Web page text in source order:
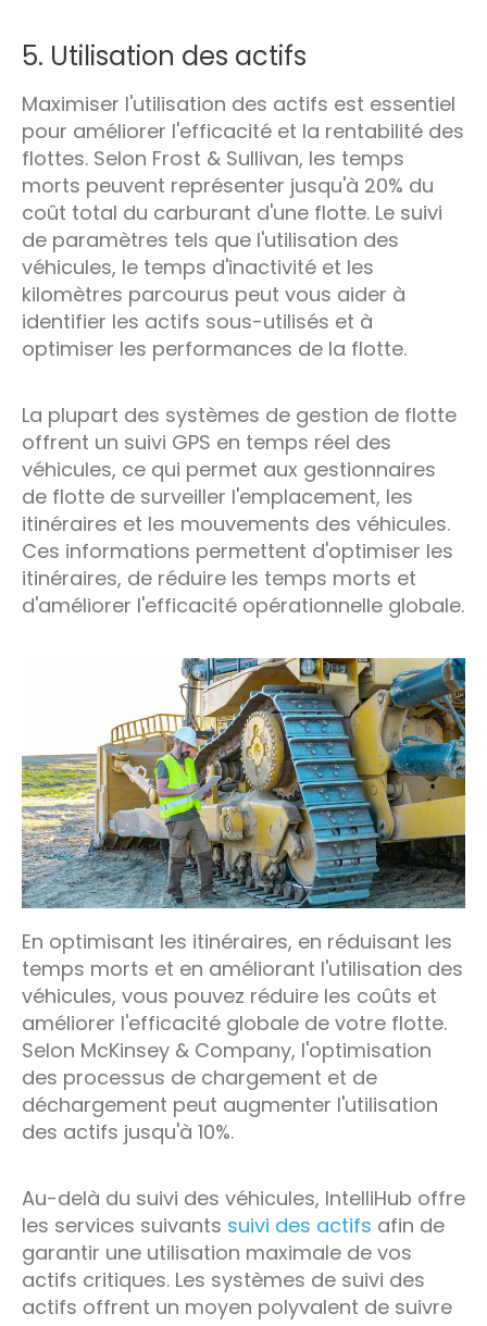
5. Utilisation des actifs
Maximiser l'utilisation des actifs est essentiel
pour améliorer l'efficacité et la rentabilité des
flottes. Selon Frost & Sullivan, les temps
morts peuvent représenter jusqu'à 20% du
coût total du carburant d'une flotte. Le suivi
de paramètres tels que l'utilisation des
véhicules, le temps d'inactivité et les
kilomètres parcourus peut vous aider à
identifier les actifs sous-utilisés et à
optimiser les performances de la flotte.
La plupart des systèmes de gestion de flotte
offrent un suivi GPS en temps réel des
véhicules, ce qui permet aux gestionnaires
de flotte de surveiller l'emplacement, les
itinéraires et les mouvements des véhicules.
Ces informations permettent d'optimiser les
itinéraires, de réduire les temps morts et
d'améliorer l'efficacité opérationnelle globale.
En optimisant les itinéraires, en réduisant les
temps morts et en améliorant l'utilisation des
véhicules, vous pouvez réduire les coûts et
améliorer l'efficacité globale de votre flotte.
Selon McKinsey & Company, l'optimisation
des processus de chargement et de
déchargement peut augmenter l'utilisation
des actifs jusqu'à 10%.
Au-delà du suivi des véhicules, IntelliHub offre
les services suivants suivi des actifs afin de
garantir une utilisation maximale de vos
actifs critiques. Les systèmes de suivi des
actifs offrent un moyen polyvalent de suivre